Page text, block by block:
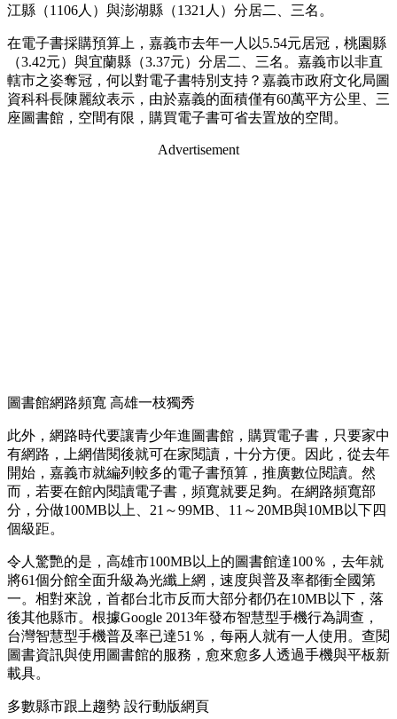
江縣（1106人）與澎湖縣（1321人）分居二、三名。
在電子書採購預算上，嘉義市去年一人以5.54元居冠，桃園縣
（3.42元）與宜蘭縣（3.37元）分居二、三名。嘉義市以非直
轄市之姿奪冠，何以對電子書特別支持？嘉義市政府文化局圖
資科科長陳麗紋表示，由於嘉義的面積僅有60萬平方公里、三
座圖書館，空間有限，購買電子書可省去置放的空間。
Advertisement
圖書館網路頻寬 高雄一枝獨秀
此外，網路時代要讓青少年進圖書館，購買電子書，只要家中
有網路，上網借閱後就可在家閱讀，十分方便。因此，從去年
開始，嘉義市就編列較多的電子書預算，推廣數位閱讀。然
而，若要在館內閱讀電子書，頻寬就要足夠。在網路頻寬部
分，分做100MB以上、21～99MB、11～20MB與10MB以下四
個級距。
令人驚艷的是，高雄市100MB以上的圖書館達100％，去年就
將61個分館全面升級為光纖上網，速度與普及率都衝全國第
一。相對來說，首都台北市反而大部分都仍在10MB以下，落
後其他縣市。根據Google 2013年發布智慧型手機行為調查，
台灣智慧型手機普及率已達51％，每兩人就有一人使用。查閱
圖書資訊與使用圖書館的服務，愈來愈多人透過手機與平板新
載具。
多數縣市跟上趨勢 設行動版網頁